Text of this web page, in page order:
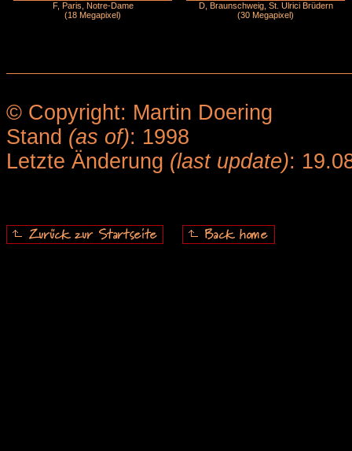
F, Paris, Notre-Dame
(18 Megapixel)
D, Braunschweig, St. Ulrici Brüdern
(30 Megapixel)
© Copyright: Martin Doering
Stand (as of): 1998
Letzte Änderung (last update):